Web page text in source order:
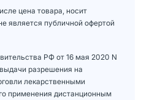
цена товара, носит
является публичной офертой
РФ от 16 мая 2020 N
разрешения на
лекарственными
применения дистанционным